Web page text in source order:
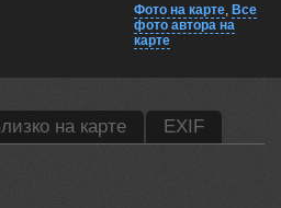
Фото на карте, Все
фото автора на
карте
на карте EXIF